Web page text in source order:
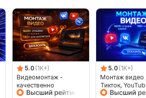
5.0 (1K+)
Видеомонтаж -
качественно
5.0 (1K+)
Монтаж видео
Тикток,
Шортс, VK